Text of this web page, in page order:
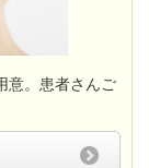
意。患者さんご